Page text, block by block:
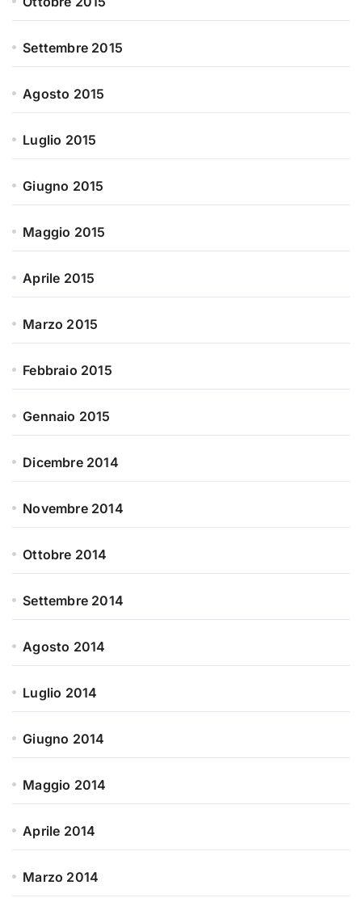
Settembre 2015
Agosto 2015
Luglio 2015
Giugno 2015
Maggio 2015
Aprile 2015
Marzo 2015
Febbraio 2015
Gennaio 2015
Dicembre 2014
Novembre 2014
Ottobre 2014
Settembre 2014
Agosto 2014
Luglio 2014
Giugno 2014
Maggio 2014
Aprile 2014
Marzo 2014